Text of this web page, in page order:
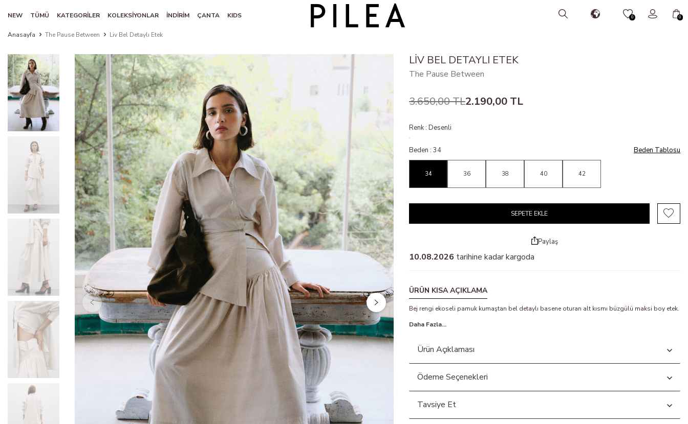
NEW TÜMÜ KATEGORİLER KOLEKSİYONLAR İNDİRİM ÇANTA KIDS 0 0
Anasayfa The Pause Between Liv Bel Detaylı Etek
LIV BEL DETAYLI ETEK
The Pause Between
3.650,00TL2.190,00 TL
Renk : Desenli
Beden : 34 Beden Tablosu
34 36 38 40 42
SEPETE EKLE
Paylaş
10.08.2026 tarihine kadar kargoda
ÜRÜN KISA AÇIKLAMA
Bej rengi ekoseli pamuk kumaştan bel detaylı basene oturan alt kısmı büzgülü maksi boy etek.
Daha Fazla…
Ürün Açıklaması
Ödeme Seçenekleri
Tavsiye Et